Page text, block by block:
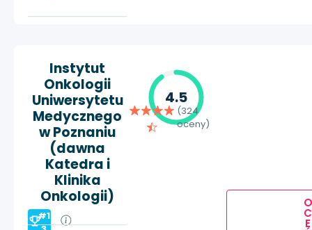
Instytut
Onkologii
Uniwersytetu
Medycznego
w Poznaniu
(dawna
Katedra i
Klinika
Onkologii)
#1
4.5
(324
oceny)
O
C
E